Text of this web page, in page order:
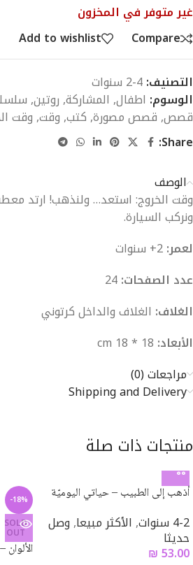
غير متوفر في المخزون
Compare
Add to wishlist
التصنيف:4-2 سنوات
الوسوم: اطفال, المشاركة,روتين,
قصص,قصص مصورة,كتب,وقت,وقت
Share:
الوصف
وقت الخروج: استعد… ولنذهب! ارتد
ونركب السيارة.
لعمر:2+ سنوات
عدد الصفحات:24
الغلاف: الغلاف والداخل كرتوني
الأبعاد: 18 * 18 cm
مراجعات (0)
Shipping and Delivery
منتجات ذات صلة
أذهب إلى الطبيب – حياتي اليوميّة
4-2 سنوات , الأكثر مبيعا,وصل
حديثا
₪53.00
-18%
SOLD
OUT